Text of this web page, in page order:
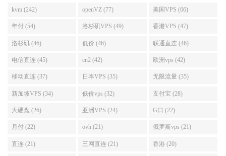
kvm (242) openVZ (77) 美国VPS (66)
年付 (54) 洛杉矶VPS (49) 香港VPS (47)
洛杉矶 (46) 低价 (46) 联通直连 (46)
电信直连 (45) cn2 (42) 欧洲vps (42)
移动直连 (37) 日本VPS (35) 无限流量 (35)
新加坡VPS (34) 低价vps (32) 支付宝 (28)
大硬盘 (26) 亚洲VPS (24) G口 (22)
月付 (22) ovh (21) 俄罗斯vps (21)
直连 (21) 三网直连 (21) 香港 (20)